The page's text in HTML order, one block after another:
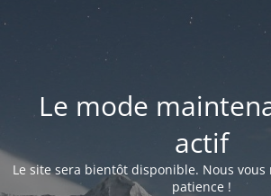
Le mode
actif
Le site sera bientôt disponible. Nous
patience !